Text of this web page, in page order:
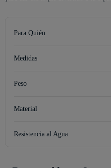
Para Quién
Medidas
Peso
Material
Resistencia al Agua